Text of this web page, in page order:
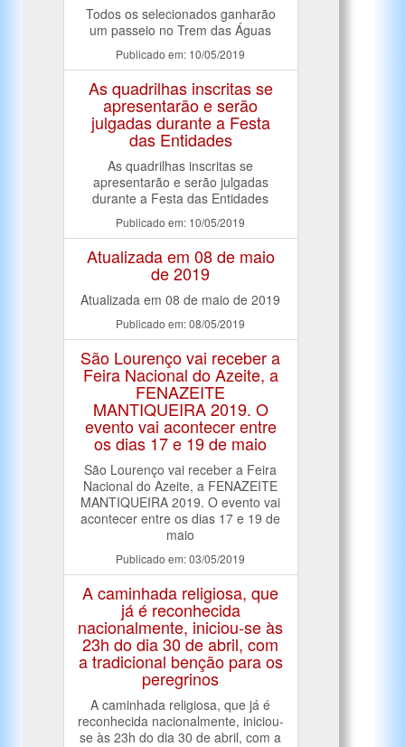
Todos os selecionados ganharão
um passeio no Trem das Águas
Publicado em: 10/05/2019
As quadrilhas inscritas se
apresentarão e serão
julgadas durante a Festa
das Entidades
As quadrilhas inscritas se
apresentarão e serão julgadas
durante a Festa das Entidades
Publicado em: 10/05/2019
Atualizada em 08 de maio
de 2019
Atualizada em 08 de maio de 2019
Publicado em: 08/05/2019
São Lourenço vai receber a
Feira Nacional do Azeite, a
FENAZEITE
MANTIQUEIRA 2019. O
evento vai acontecer entre
os dias 17 e 19 de maio
São Lourenço vai receber a Feira
Nacional do Azeite, a FENAZEITE
MANTIQUEIRA 2019. O evento vai
acontecer entre os dias 17 e 19 de
maio
Publicado em: 03/05/2019
A caminhada religiosa, que
já é reconhecida
nacionalmente, iniciou-se às
23h do dia 30 de abril, com
a tradicional benção para os
peregrinos
A caminhada religiosa, que já é
reconhecida nacionalmente, iniciou-
se às 23h do dia 30 de abril, com a